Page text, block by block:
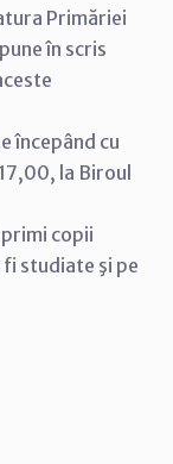
Primăriei
în scris
începând cu
la Biroul
copii
studiate şi pe